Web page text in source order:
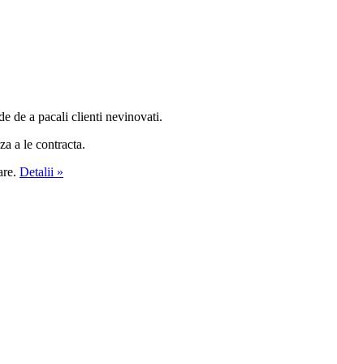
de a pacali clienti nevinovati.
a le contracta.
Detalii »